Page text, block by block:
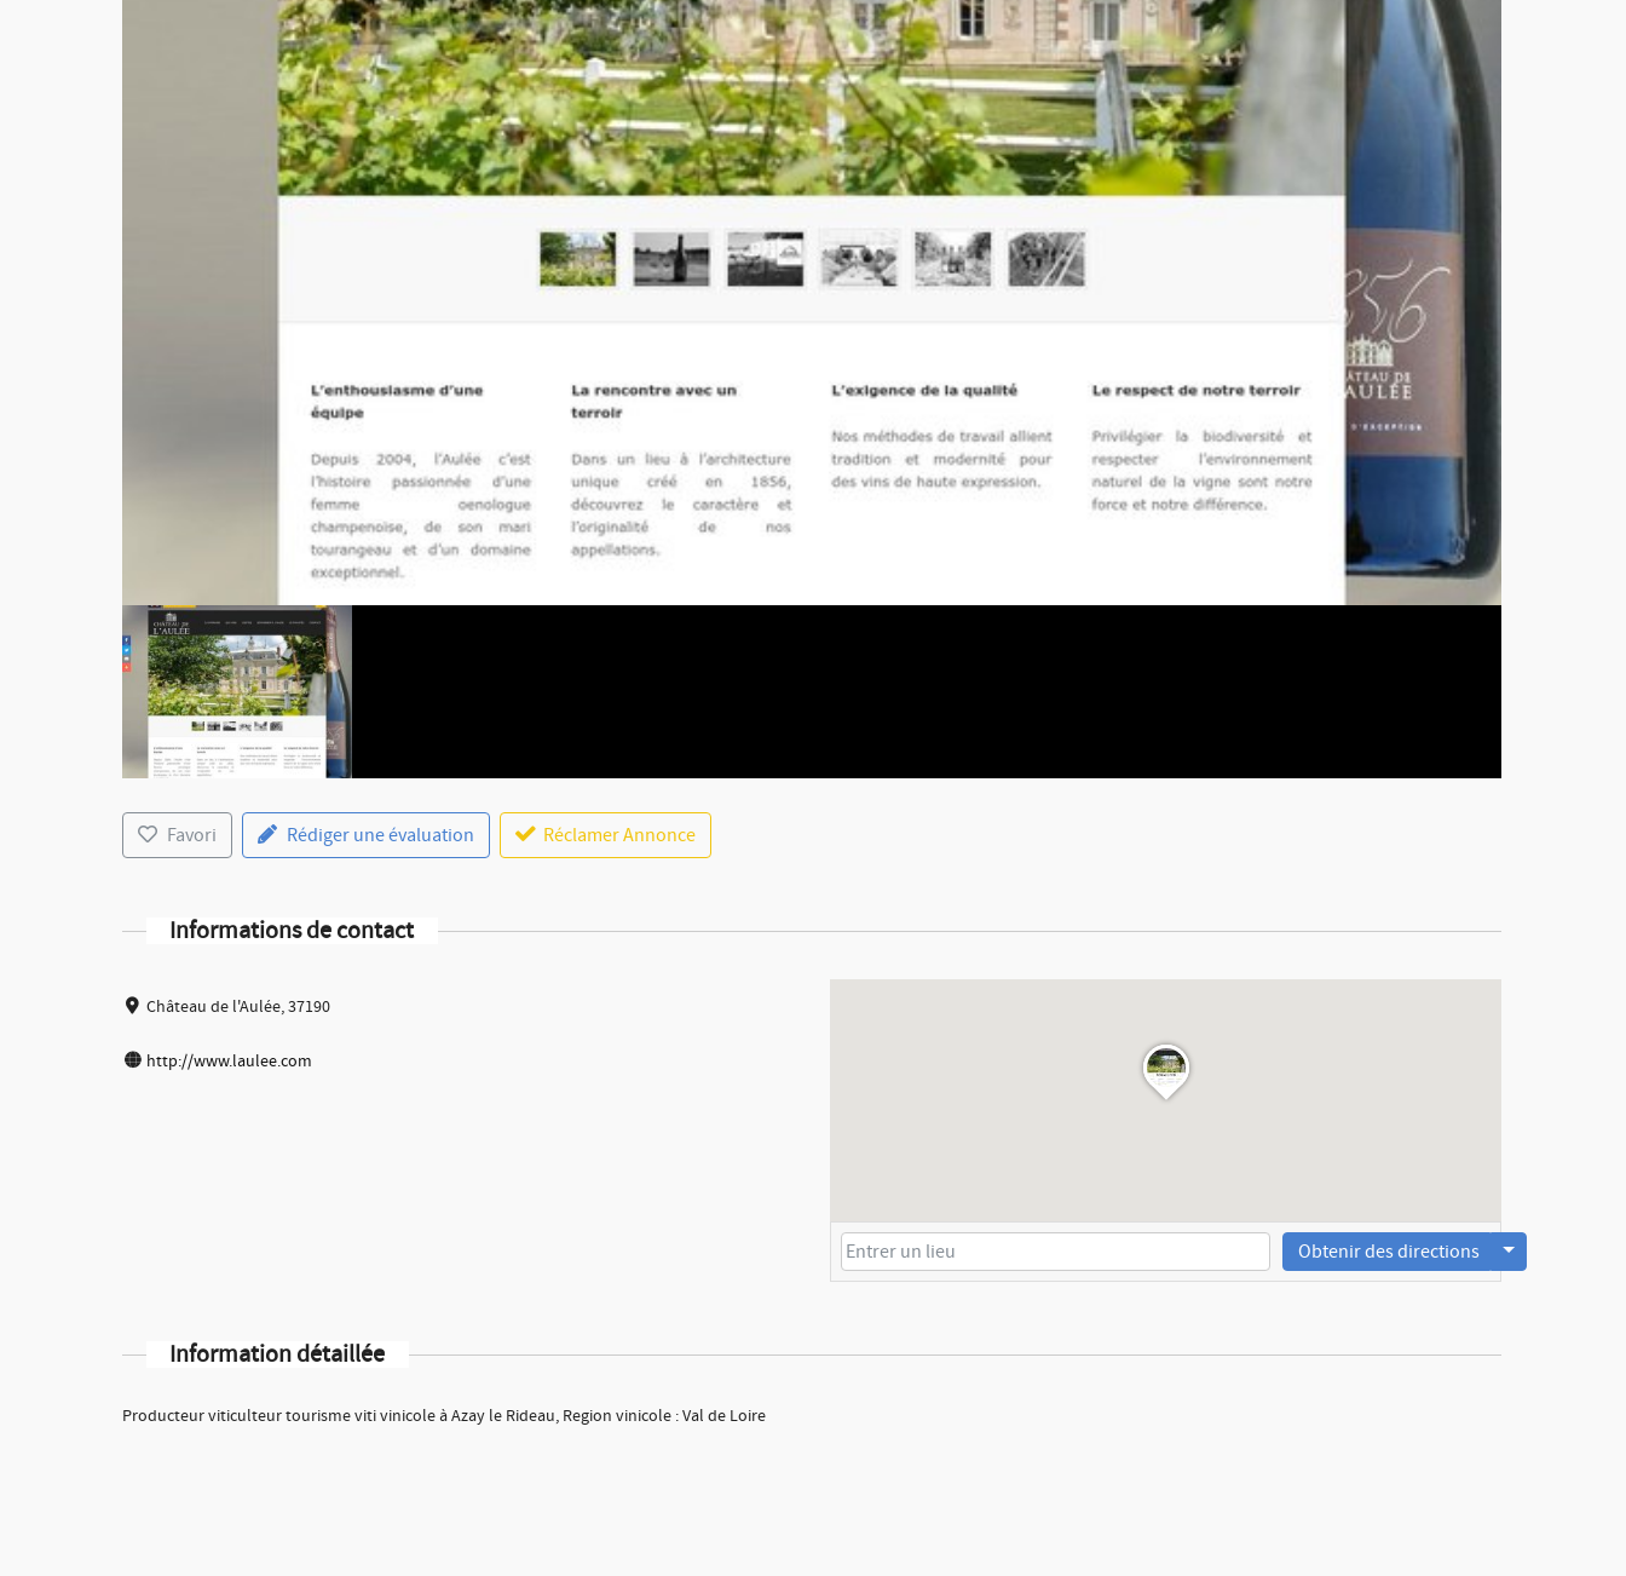
Favori Rédiger une évaluation Réclamer Annonce
Informations de contact
Château de l'Aulée, 37190
http://www.laulee.com
Obtenir des directions
Information détaillée
Producteur viticulteur tourisme viti vinicole à Azay le Rideau, Region vinicole : Val de Loire